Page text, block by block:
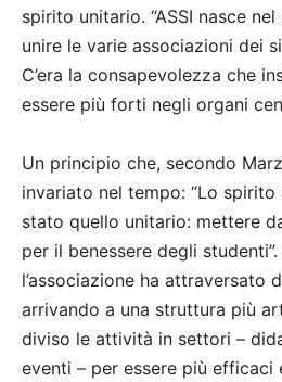
spirito unitario. “ASSI nasce
unire le varie associazioni dei
C’era la consapevolezza che
essere più forti negli organi
Un principio che, secondo
invariato nel tempo: “Lo spirito
stato quello unitario: mettere
per il benessere degli
l’associazione ha attraversato
arrivando a una struttura più
diviso le attività in settori –
eventi – per essere più efficaci